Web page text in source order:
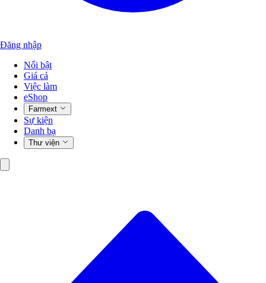
Đăng nhập
Nổi bật
Giá cả
Việc làm
eShop
Farmext
Sự kiện
Danh bạ
Thư viện